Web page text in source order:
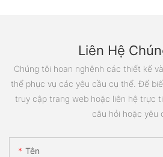
Liên Hệ
Chúng tôi hoan nghênh các thiết kế
thể phục vụ các yêu cầu cụ thể. Để
truy cập trang web hoặc liên hệ trực
câu hỏi hoặc yêu
Tên